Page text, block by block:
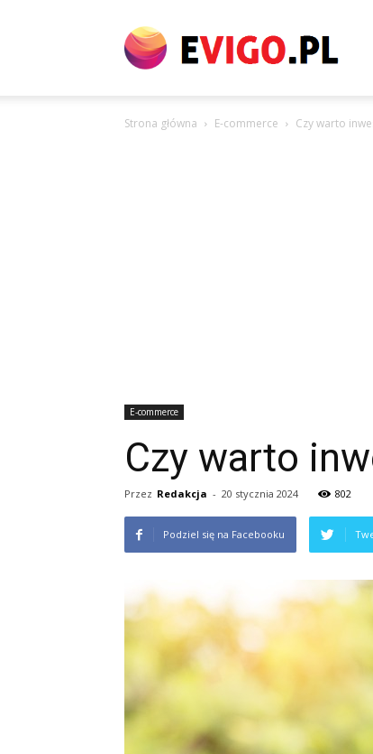
Strona główna E-commerce Czy warto
E-commerce
Czy warto
Przez Redakcja - 20 stycznia 2024 802
Podziel się na Facebooku